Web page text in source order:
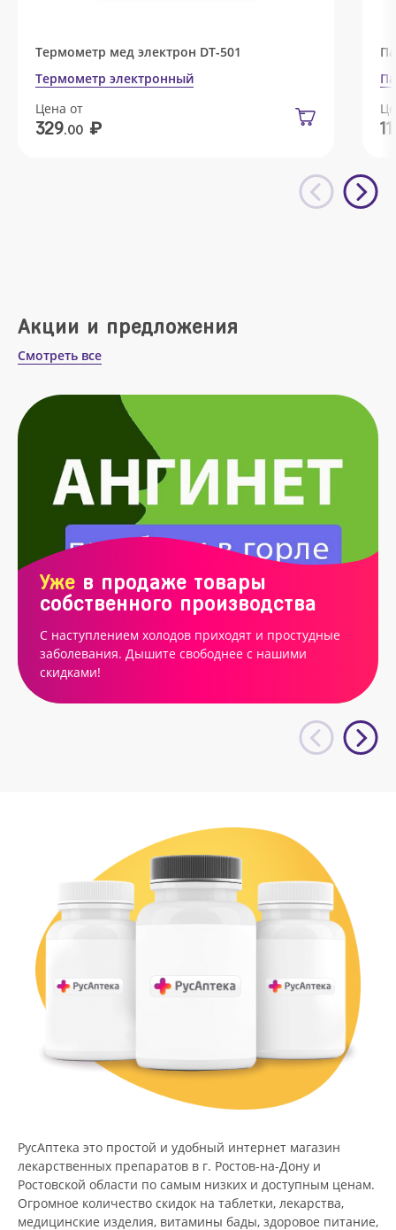
Термометр мед электрон DT-501
Термометр электронный
Цена от
329.00 ₽ 11
Акции и предложения
Смотреть все
Уже в продаже товары
собственного производства
С наступлением холодов приходят и простудные
заболевания. Дышите свободнее с нашими
скидками!
РусАптека это простой и удобный интернет магазин
лекарственных препаратов в г. Ростов-на-Дону и
Ростовской области по самым низких и доступным ценам.
Огромное количество скидок на таблетки, лекарства,
медицинские изделия, витамины бады, здоровое питание,